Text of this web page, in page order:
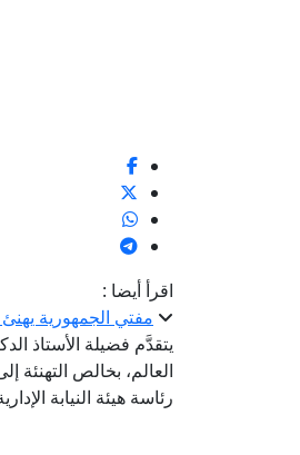
اقرأ أيضا :
مفتي الجمهورية
يتقدَّم فضيلة الأستاذ
العالم، بخالص
رئاسة هيئة النيابة